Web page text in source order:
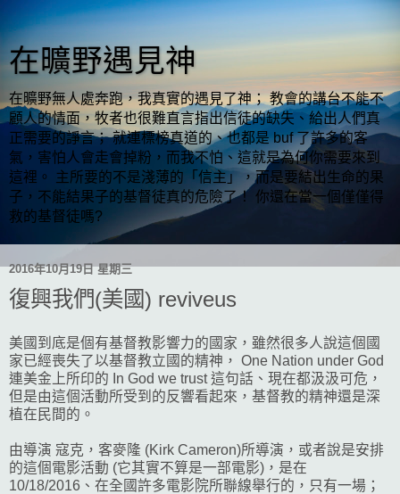
在曠野遇見神
在曠野無人處奔跑，我真實的遇見了神； 教會的講台不能不
顧人的情面，牧者也很難直言指出信徒的缺失、給出人們真
正需要的諍言； 就連標榜真道的、也都是 buf 了許多的客
氣，害怕人會走會掉粉，而我不怕、這就是為何你需要來到
這裡。 主所要的不是淺薄的「信主」，而是要結出生命的果
子，不能結果子的基督徒真的危險了！ 你還在當一個僅僅得
救的基督徒嗎?
2016年10月19日 星期三
復興我們(美國) reviveus
美國到底是個有基督教影響力的國家，雖然很多人說這個國
家已經喪失了以基督教立國的精神， One Nation under God
連美金上所印的 In God we trust 這句話、現在都汲汲可危，
但是由這個活動所受到的反響看起來，基督教的精神還是深
植在民間的。
由導演 寇克，客麥隆 (Kirk Cameron)所導演，或者說是安排
的這個電影活動 (它其實不算是一部電影)，是在
10/18/2016、在全國許多電影院所聯線舉行的，只有一場；